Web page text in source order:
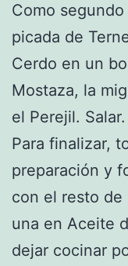
Como
picada de
Cerdo en un
Mostaza, la
el Perejil. Salar.
Para finalizar,
preparación y
con el resto de
una en Aceite
dejar cocinar